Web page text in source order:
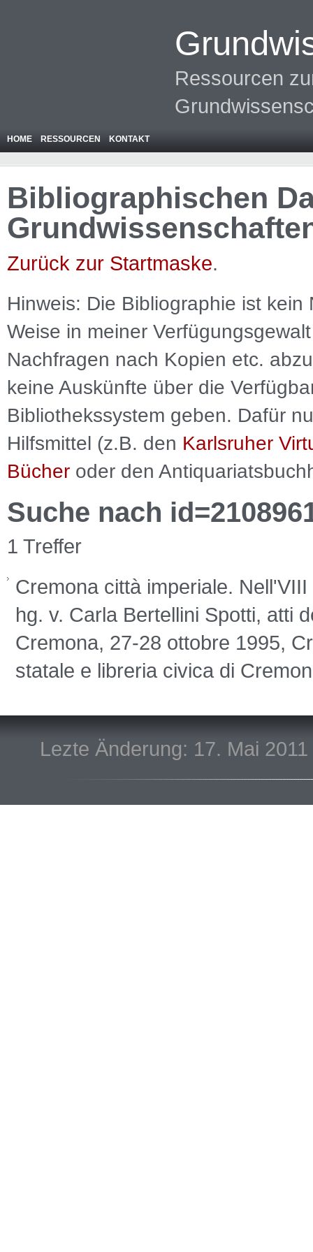
Ressourcen
HOME RESSOURCEN KONTAKT
Bibliographischen
Zurück zur Startmaske.
Hinweis: Die Bibliographie ist kein
Weise in meiner
Nachfragen nach Kopien etc.
keine Auskünfte über die
Bibliothekssystem geben. Dafür
Hilfsmittel (z.B. den Karlsruher
Bücher oder den
Suche nach
1 Treffer
Cremona città imperiale.
hg. v. Carla Bertellini Spotti, atti
Cremona, 27-28 ottobre 1995,
statale e libreria civica di
Lezte Änderung: 17. Mai